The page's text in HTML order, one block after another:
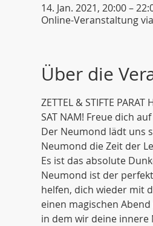
14. Jan. 2021, 20:00 –
Online-Veranstaltung
Über die
ZETTEL & STIFTE PARAT
SAT NAM! Freue dich
Der Neumond lädt uns
Neumond die Zeit der
Es ist das absolute
Neumond ist der
helfen, dich wieder mit
einen magischen
in dem wir deine innere